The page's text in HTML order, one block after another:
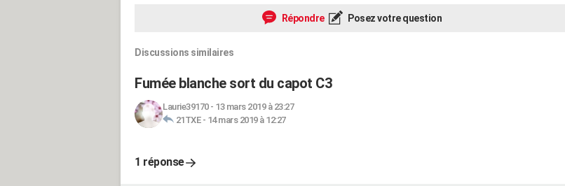
Répondre Posez votre question
Discussions similaires
Fumée blanche sort du capot C3
Laurie39170- 13 mars 2019 à 23:27
21TXE- 14 mars 2019 à 12:27
1 réponse